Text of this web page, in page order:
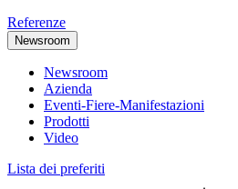
Referenze
Newsroom
Newsroom
Azienda
Eventi-Fiere-Manifestazioni
Prodotti
Video
Lista dei preferiti